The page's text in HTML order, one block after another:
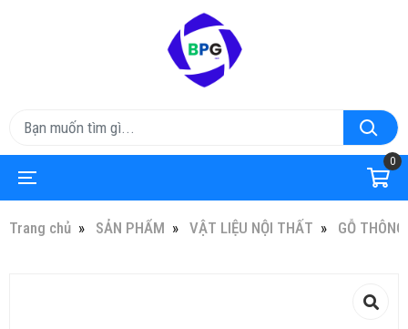
0
Trang chủ SẢN PHẨM VẬT LIỆU NỘI THẤT GỖ